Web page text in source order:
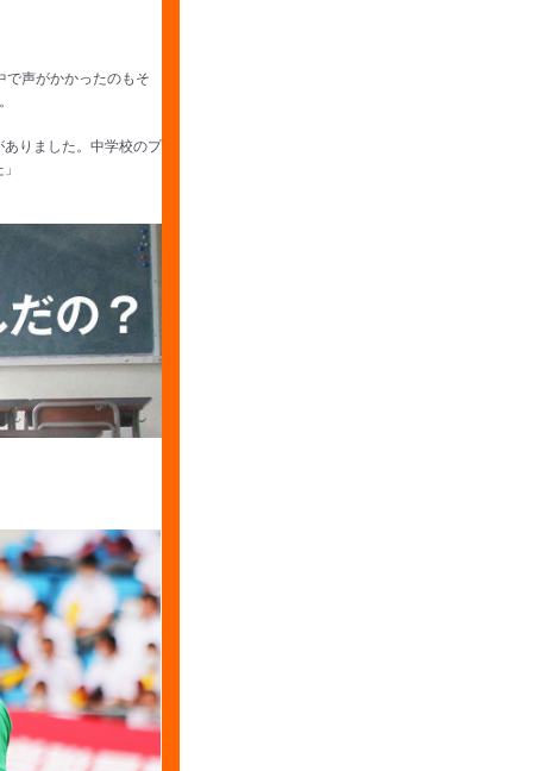
声がかかったのもそ
りました。中学校のプ